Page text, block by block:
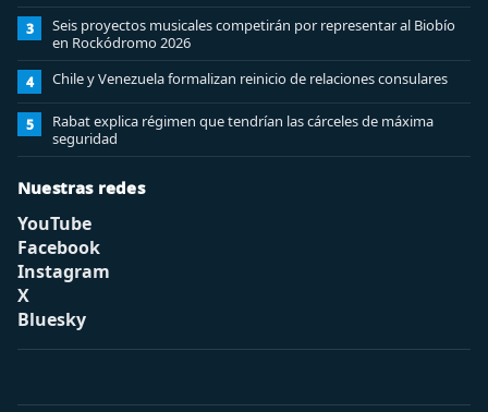
3
Seis proyectos musicales competirán por representar al Biobío
en Rockódromo 2026
4 Chile y Venezuela formalizan reinicio de relaciones consulares
5
Rabat explica régimen que tendrían las cárceles de máxima
seguridad
Nuestras redes
YouTube
Facebook
Instagram
X
Bluesky